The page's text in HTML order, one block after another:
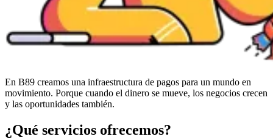
En B89 creamos una infraestructura de pagos para un mundo en
movimiento. Porque cuando el dinero se mueve, los negocios crecen
y las oportunidades también.
¿Qué servicios ofrecemos?